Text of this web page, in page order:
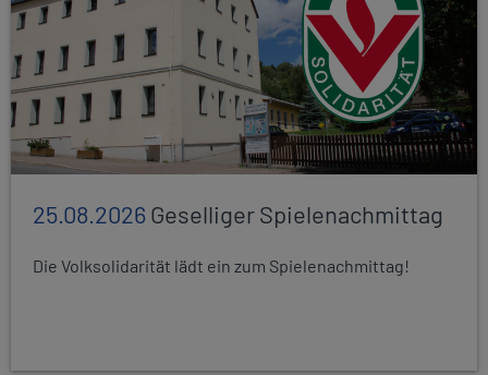
25.08.2026Geselliger Spielenachmittag
Die Volksolidarität lädt ein zum Spielenachmittag!